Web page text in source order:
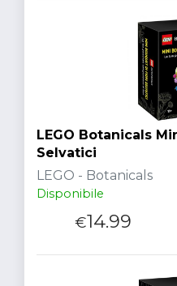
LEGO Botanicals
Selvatici
LEGO - Botanicals
Disponibile
€14.99